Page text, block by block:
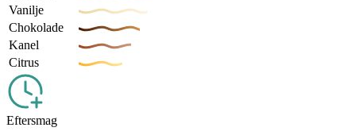
Vanilje
Chokolade
Kanel
Citrus
Eftersmag